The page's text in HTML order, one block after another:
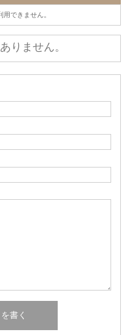
用できません。
りません。